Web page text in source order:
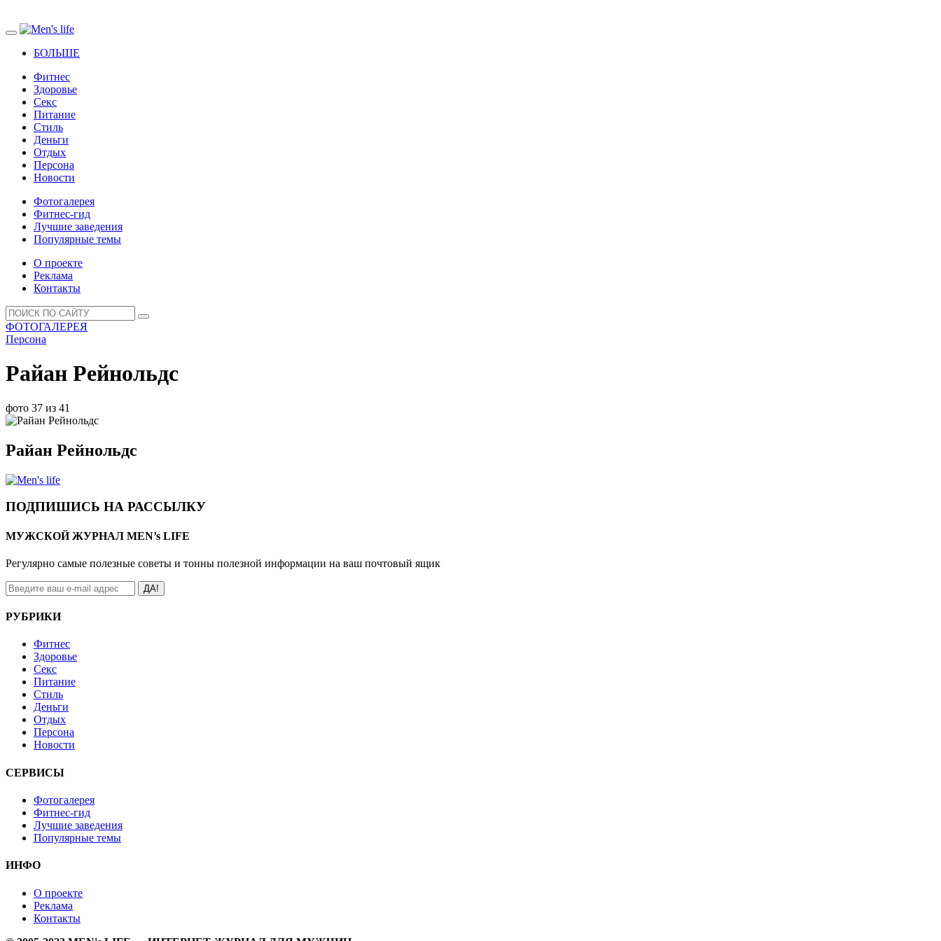
БОЛЬШЕ
Фитнес
Здоровье
Секс
Питание
Стиль
Деньги
Отдых
Персона
Новости
Фотогалерея
Фитнес-гид
Лучшие заведения
Популярные темы
О проекте
Реклама
Контакты
ФОТОГАЛЕРЕЯ
Персона
Райан Рейнольдс
фото 37 из 41
Райан Рейнольдс
ПОДПИШИСЬ НА РАССЫЛКУ
МУЖСКОЙ ЖУРНАЛ MEN’s LIFE
Регулярно самые полезные советы и тонны полезной информации на ваш почтовый ящик
ДА!
РУБРИКИ
Фитнес
Здоровье
Секс
Питание
Стиль
Деньги
Отдых
Персона
Новости
СЕРВИСЫ
Фотогалерея
Фитнес-гид
Лучшие заведения
Популярные темы
ИНФО
О проекте
Реклама
Контакты